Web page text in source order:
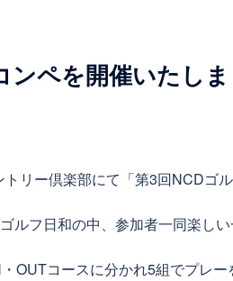
ペを開催いたしま
リー倶楽部にて「第3回NCDゴ
ルフ日和の中、参加者一同楽しい
OUTコースに分かれ5組でプレー